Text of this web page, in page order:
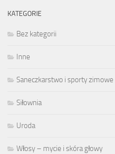
KATEGORIE
Bez kategorii
Inne
Saneczkarstwo i sporty zimowe
Siłownia
Uroda
Włosy – mycie i skóra głowy